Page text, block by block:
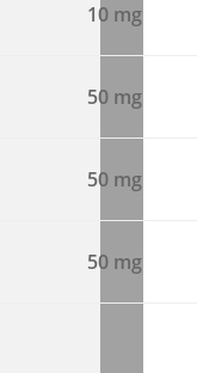
10 mg
50 mg
50 mg
50 mg